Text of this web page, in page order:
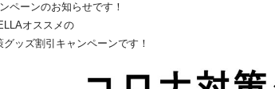
ペーンのお知らせです！
オススメの
グッズ割引キャンペーンです！